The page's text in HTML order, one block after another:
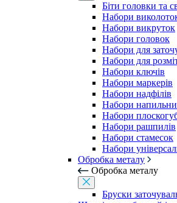
Біти головки та
Набори
Набори викруток
Набори головок
Набори для
Набори для
Набори ключів
Набори маркерів
Набори надфілів
Набори
Набори
Набори рашпилів
Набори стамесок
Набори
Обробка металу
Обробка металу
Бруски